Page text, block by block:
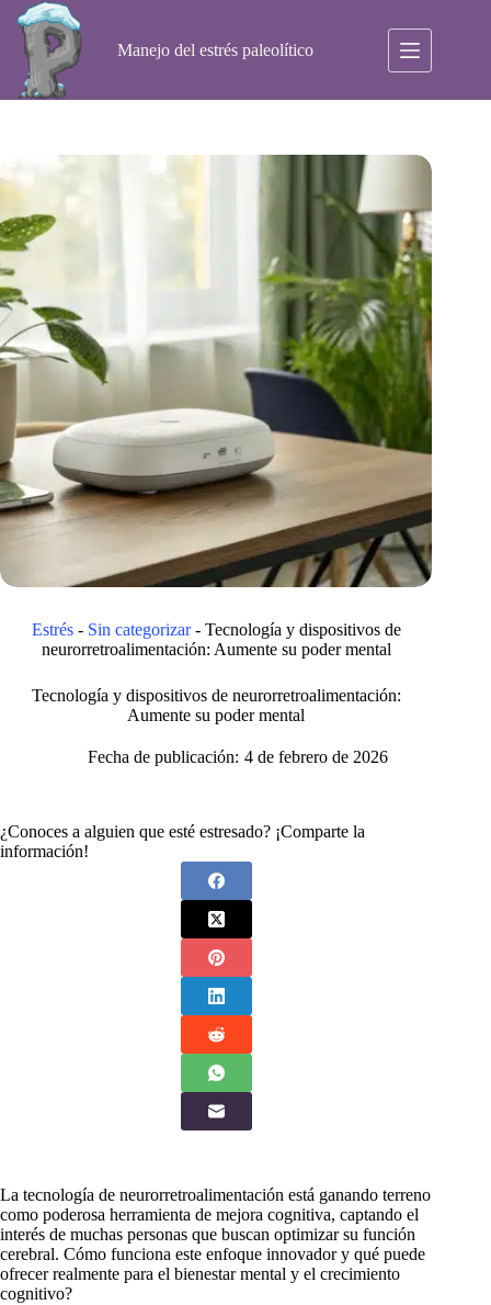
Saltar
contenido
Manejo del estrés paleolítico
Estrés- Sin categorizar- Tecnología y dispositivos de
neurorretroalimentación: Aumente su poder mental
Tecnología y dispositivos de neurorretroalimentación:
Aumente su poder mental
Fecha de publicación: 4 de febrero de 2026
¿Conoces a alguien que esté estresado? ¡Comparte la
información!
La tecnología de neurorretroalimentación está ganando terreno
como poderosa herramienta de mejora cognitiva, captando el
interés de muchas personas que buscan optimizar su función
cerebral. Cómo funciona este enfoque innovador y qué puede
ofrecer realmente para el bienestar mental y el crecimiento
cognitivo?